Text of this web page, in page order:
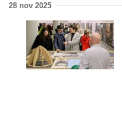
28 nov 2025